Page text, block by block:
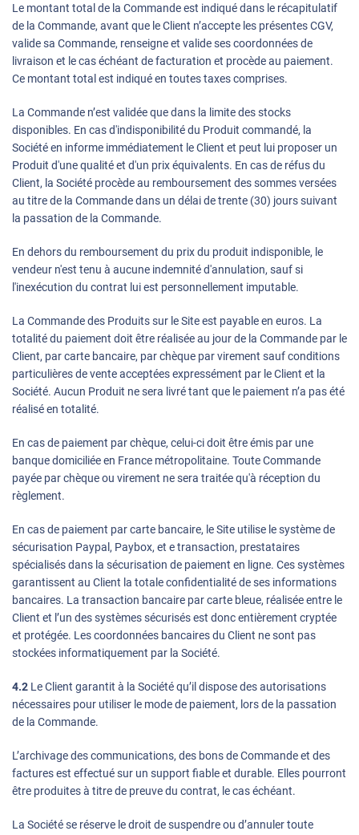
Le montant total de la Commande est indiqué dans le récapitulatif
de la Commande, avant que le Client n’accepte les présentes CGV,
valide sa Commande, renseigne et valide ses coordonnées de
livraison et le cas échéant de facturation et procède au paiement.
Ce montant total est indiqué en toutes taxes comprises.
La Commande n’est validée que dans la limite des stocks
disponibles. En cas d'indisponibilité du Produit commandé, la
Société en informe immédiatement le Client et peut lui proposer un
Produit d'une qualité et d'un prix équivalents. En cas de réfus du
Client, la Société procède au remboursement des sommes versées
au titre de la Commande dans un délai de trente (30) jours suivant
la passation de la Commande.
En dehors du remboursement du prix du produit indisponible, le
vendeur n'est tenu à aucune indemnité d'annulation, sauf si
l'inexécution du contrat lui est personnellement imputable.
La Commande des Produits sur le Site est payable en euros. La
totalité du paiement doit être réalisée au jour de la Commande par le
Client, par carte bancaire, par chèque par virement sauf conditions
particulières de vente acceptées expressément par le Client et la
Société. Aucun Produit ne sera livré tant que le paiement n’a pas été
réalisé en totalité.
En cas de paiement par chèque, celui-ci doit être émis par une
banque domiciliée en France métropolitaine. Toute Commande
payée par chèque ou virement ne sera traitée qu'à réception du
règlement.
En cas de paiement par carte bancaire, le Site utilise le système de
sécurisation Paypal, Paybox, et e transaction, prestataires
spécialisés dans la sécurisation de paiement en ligne. Ces systèmes
garantissent au Client la totale confidentialité de ses informations
bancaires. La transaction bancaire par carte bleue, réalisée entre le
Client et l’un des systèmes sécurisés est donc entièrement cryptée
et protégée. Les coordonnées bancaires du Client ne sont pas
stockées informatiquement par la Société.
4.2 Le Client garantit à la Société qu’il dispose des autorisations
nécessaires pour utiliser le mode de paiement, lors de la passation
de la Commande.
L’archivage des communications, des bons de Commande et des
factures est effectué sur un support fiable et durable. Elles pourront
être produites à titre de preuve du contrat, le cas échéant.
La Société se réserve le droit de suspendre ou d’annuler toute